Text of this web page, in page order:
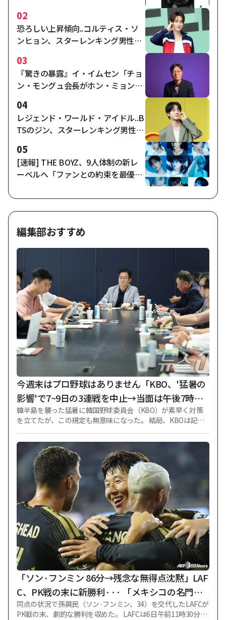
02
恐ろしい上昇傾向..コルティス・ソ
ンヒョン、スターレンキング男性ア
03
『驚きの暴露』イ・イムセン「チョ
ン・モングュ会長がホン・ミョンボ
ターの合意時点は…」"
04
レジェンド・ワールド・アイドル..B
TSのジン、スターレンキング男性ア
05
[速報] THE BOYZ、9人体制の新レ
ーベルへ「ファンとの約束を最優
編集部おすすめ
今週末はプロ野球はありません「KBO、'猛暑の
影響'で7~9日の3連戦を中止→当面は午後7時開
始」
韓半島を襲った猛暑に韓国野球委員会（KBO）が素早く対策
を立てたが、この規定も無意味になった。 結局、KBOは記録
3時、ソウル市江南区道谷洞（カンナムグ·トゴクドン）の野
球会館で緊急実行委員会を開き、最近の猛暑によるリーグ運営
案について話し合った後、発表した。 まず、7日から9日まで
全国5球場（ソウル蚕室、水原、大田、大邱、昌原）で行われ
る予定だった15試合を取り消すことにした。 リーグ戦は11日
から再開するが、当分の間、平日の試合は30分、週末の試合
は1時間遅らせた午後7時に行うことで試合開始時間を調整し
た。 少しでも猛暑に影響を受けないようにするための変化
だ。 ただ、国内唯一のドーム球場をホームとして活用するキ
ウムヒーローズは、平日は午後7時からスタートするが、週末
は従来のように土曜日は午後6時、日曜日は午後2時に行われ
る。 ニュース1によると、同日の緊急実行委には、朴グンチャ
ンKBO事務総長やプロ野球10球団の団長、チャン·ドンチョル
韓国プロ野球選手協会事務総長が出席した。 KIAのシム·ジェ
ハク団長は、急な日程ができて
「ソン·フンミン 86分→残念な無得点沈黙」LAF
C、PK戦の末に新勝利··· 「メキシコの名門」
チバス撃破
同点の状況で孫興民（ソン·フンミン、34）を交代したLAFCが
PK戦の末、劇的な勝利を収めた。 LAFCは6日午前11時30分